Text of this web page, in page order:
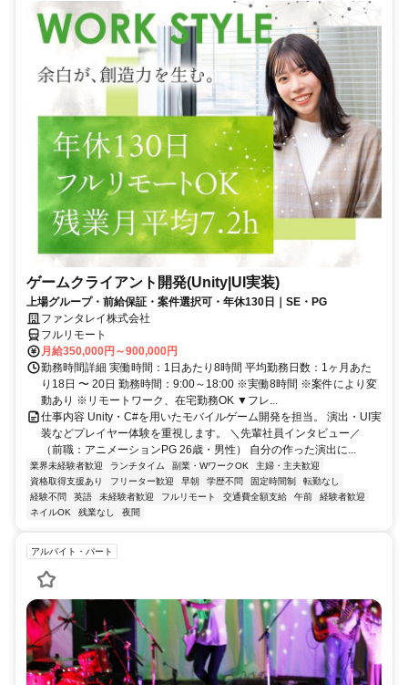
ゲームクライアント開発(Unity|UI実装)
上場グループ・前給保証・案件選択可・年休130日｜SE・PG
ファンタレイ株式会社
フルリモート
月給350,000円～900,000円
勤務時間詳細 実働時間：1日あたり8時間 平均勤務日数：1ヶ月あた
り18日 〜 20日 勤務時間：9:00～18:00 ※実働8時間 ※案件により変
動あり ※リモートワーク、在宅勤務OK ▼フレ...
仕事内容 Unity・C#を用いたモバイルゲーム開発を担当。 演出・UI実
装などプレイヤー体験を重視します。 ＼先輩社員インタビュー／
（前職：アニメーションPG 26歳・男性） 自分の作った演出に...
業界未経験者歓迎 ランチタイム 副業・WワークOK
主婦・主夫歓迎
資格取得支援あり
フリーター歓迎 早朝 学歴不問 固定時間制
転勤なし
経験不問
英語 未経験者歓迎 フルリモート 交通費全額支給 午前
経験者歓迎
ネイルOK
残業なし 夜間
アルバイト・パート